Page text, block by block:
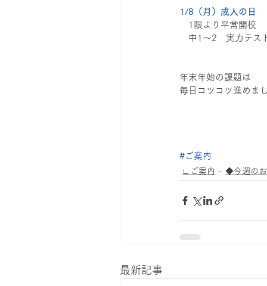
1/8（月）成人の日
1限より平常開校
中1～2　実力テス
年末年始の課題は
毎日コツコツ進めま
#ご案内
∟ご案内 ◆今週の
最新記事